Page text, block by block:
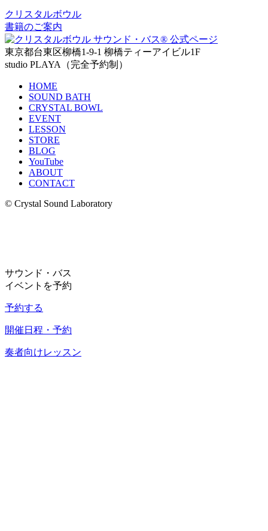
クリスタルボウル
書籍のご案内
東京都台東区柳橋1-9-1 柳橋ティーアイビル1F
studio PLAYA（完全予約制）
HOME
SOUND BATH
CRYSTAL BOWL
EVENT
LESSON
STORE
BLOG
YouTube
ABOUT
CONTACT
© Crystal Sound Laboratory
サウンド・バス
イベントを予約
予約する
開催日程・予約
奏者向けレッスン